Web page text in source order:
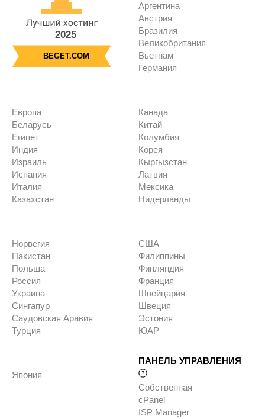
2025
BEGET.COM
Аргентина
Австрия
Бразилия
Великобритания
Вьетнам
Германия
Европа
Беларусь
Египет
Индия
Израиль
Испания
Италия
Казахстан
Канада
Китай
Колумбия
Корея
Кыргызстан
Латвия
Мексика
Нидерланды
Норвегия
Пакистан
Польша
Россия
Украина
Сингапур
Саудовская Аравия
Турция
США
Филиппины
Финляндия
Франция
Швейцария
Швеция
Эстония
ЮАР
Япония
ПАНЕЛЬ УПРАВЛЕНИЯ
Собственная
cPanel
ISP Manager